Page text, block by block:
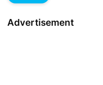
Advertisement